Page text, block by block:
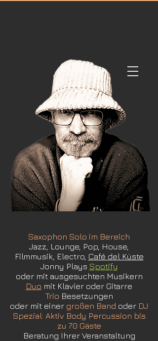
Saxophon​​ Solo im Bereich
Jazz, Lounge, Pop, House,
Filmmusik, Electro, Café del Küste
Jonny Plays Spotify
oder mit ausgesuchten Musikern
Duo mit Klavier oder Gitarre
Trio Besetzungen
​oder mit einer großen Band oder DJ
Spezial: Aktiv Body Percussion bis
zu 70 Gäste
​Beratung Ihrer Veranstaltung